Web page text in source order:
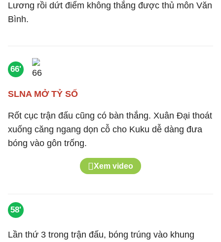
Lương rồi dứt điểm không thắng được thủ môn Văn
Bình.
66'
SLNA MỞ TỶ SỐ
Rốt cục trận đấu cũng có bàn thắng. Xuân Đại thoát
xuống căng ngang dọn cỗ cho Kuku dễ dàng đưa
bóng vào gôn trống.
Xem video
58'
Lần thứ 3 trong trận đấu, bóng trúng vào khung